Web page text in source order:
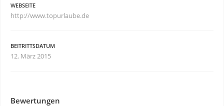
WEBSEITE
http://www.topurlaube.de
BEITRITTSDATUM
12. März 2015
Bewertungen